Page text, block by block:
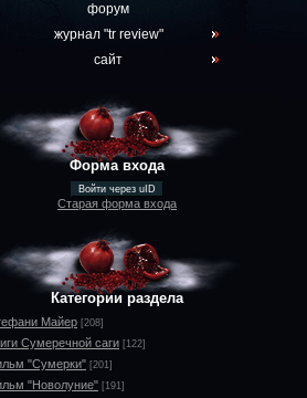
форум
журнал "tr review"
сайт
Форма входа
Войти через uID
Старая форма входа
Категории раздела
Майер [208]
Сумеречной саги [122]
"Сумерки" [201]
"Новолуние" [191]